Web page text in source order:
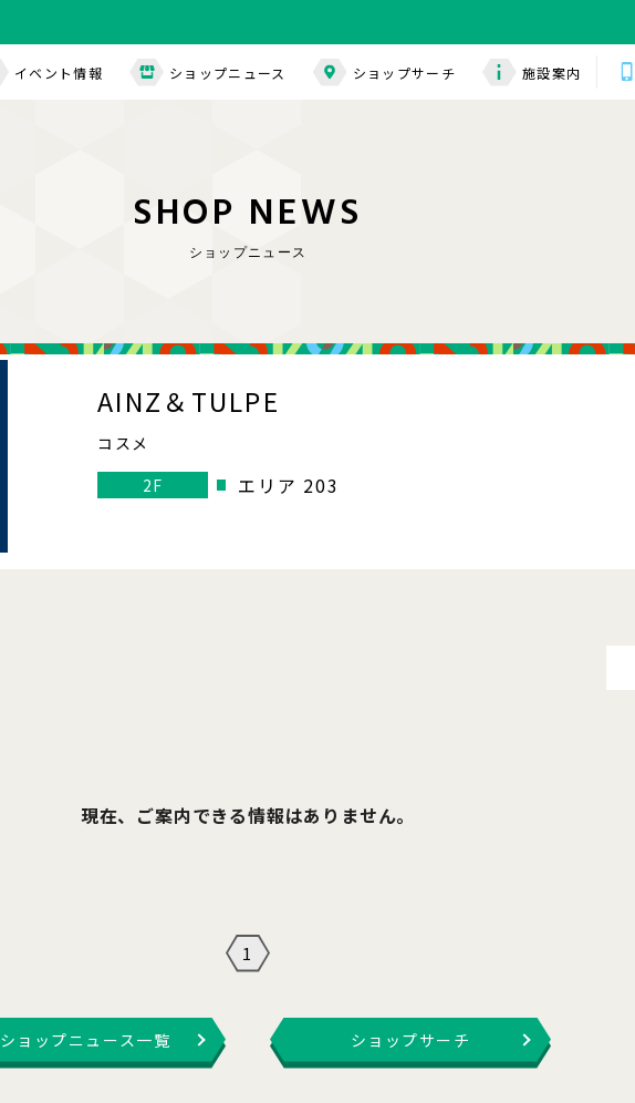
イベント情報 ショップニュース ショップサーチ 施設案内
SHOP NEWS
ショップニュース
AINZ＆TULPE
コスメ
2F
エリア 203
現在、ご案内できる情報はありません。
1
ショップニュース一覧 ショップサーチ